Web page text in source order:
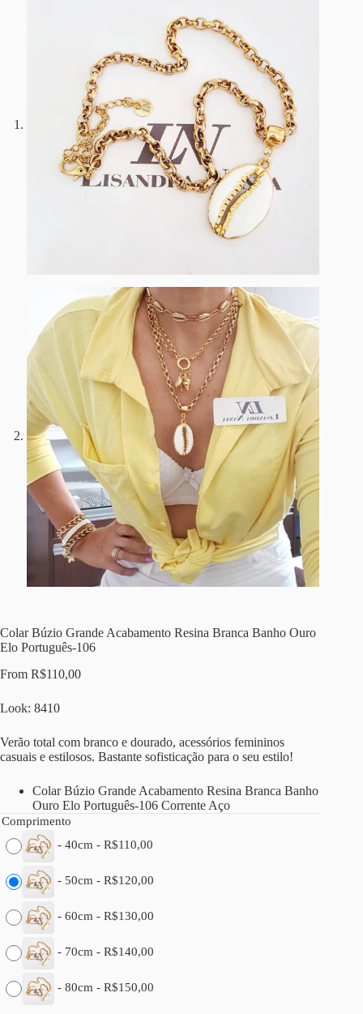
Colar Búzio Grande Acabamento Resina Branca Banho Ouro
Elo Português-106
From R$110,00
Look: 8410
Verão total com branco e dourado, acessórios femininos
casuais e estilosos. Bastante sofisticação para o seu estilo!
Colar Búzio Grande Acabamento Resina Branca Banho
Ouro Elo Português-106 Corrente Aço
Comprimento
- 40cm - R$110,00
- 50cm - R$120,00
- 60cm - R$130,00
- 70cm - R$140,00
- 80cm - R$150,00